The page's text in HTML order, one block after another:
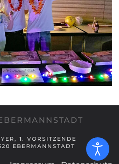
1. VORSITZENDE
EBERMANNSTADT